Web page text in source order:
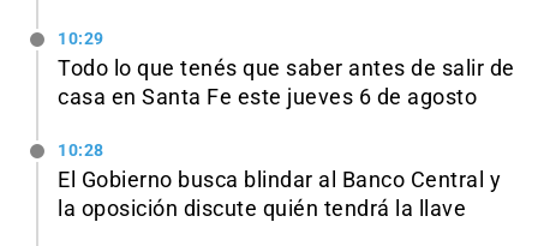
10:29
Todo lo que tenés que saber antes de salir de
casa en Santa Fe este jueves 6 de agosto
10:28
El Gobierno busca blindar al Banco Central y
la oposición discute quién tendrá la llave